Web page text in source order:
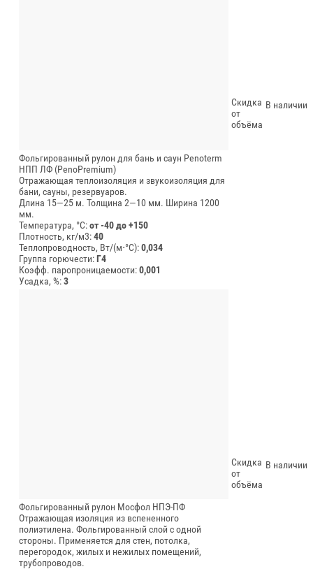
Фольгированный рулон для бань и саун Penoterm
НПП ЛФ (PenoPremium)
Отражающая теплоизоляция и звукоизоляция для
бани, сауны, резервуаров.
Длина 15—25 м. Толщина 2—10 мм. Ширина 1200
мм.
Температура, °C:от -40 до +150
Плотность, кг/м3:40
Теплопроводность, Вт/(м⋅°С):0,034
Группа горючести:Г4
Коэфф. паропроницаемости:0,001
Усадка, %:3
Скидка
от
объёма
В наличии
Фольгированный рулон Мосфол НПЭ-ПФ
Отражающая изоляция из вспененного
полиэтилена. Фольгированный слой с одной
стороны. Применяется для стен, потолка,
перегородок, жилых и нежилых помещений,
трубопроводов.
Скидка
от
объёма
В наличии